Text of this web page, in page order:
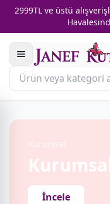
2999TL ve üstü
Kurumsal
İncele